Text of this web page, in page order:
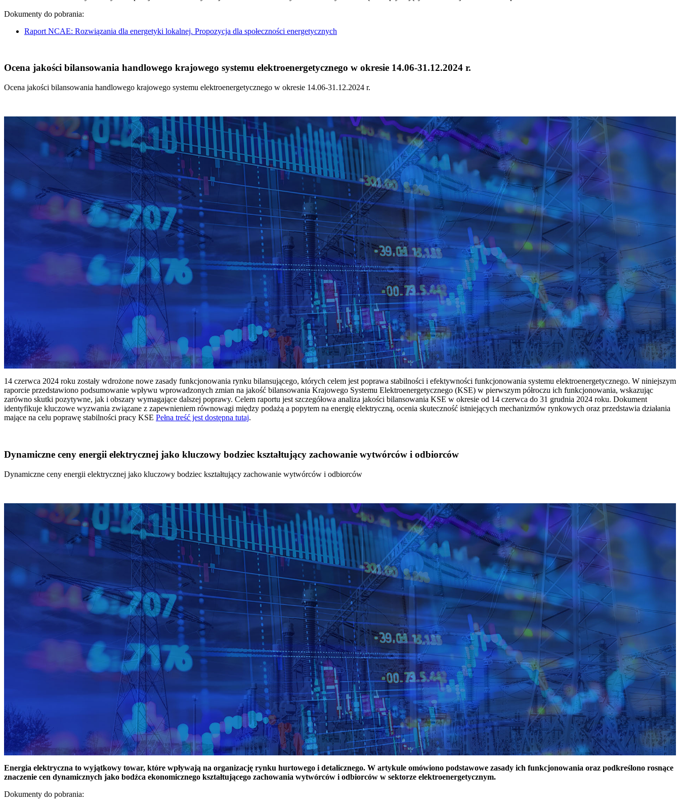
Dokumenty do pobrania:
Raport NCAE: Rozwiązania dla energetyki lokalnej. Propozycja dla społeczności energetycznych
Ocena jakości bilansowania handlowego krajowego systemu elektroenergetycznego w okresie 14.06-31.12.2024 r.
Ocena jakości bilansowania handlowego krajowego systemu elektroenergetycznego w okresie 14.06-31.12.2024 r.
14 czerwca 2024 roku zostały wdrożone nowe zasady funkcjonowania rynku bilansującego, których celem jest poprawa stabilności i efektywności funkcjonowania systemu elektroenergetycznego. W niniejszym
raporcie przedstawiono podsumowanie wpływu wprowadzonych zmian na jakość bilansowania Krajowego Systemu Elektroenergetycznego (KSE) w pierwszym półroczu ich funkcjonowania, wskazując
zarówno skutki pozytywne, jak i obszary wymagające dalszej poprawy. Celem raportu jest szczegółowa analiza jakości bilansowania KSE w okresie od 14 czerwca do 31 grudnia 2024 roku. Dokument
identyfikuje kluczowe wyzwania związane z zapewnieniem równowagi między podażą a popytem na energię elektryczną, ocenia skuteczność istniejących mechanizmów rynkowych oraz przedstawia działania
mające na celu poprawę stabilności pracy KSE Pełna treść jest dostępna tutaj.
Dynamiczne ceny energii elektrycznej jako kluczowy bodziec kształtujący zachowanie wytwórców i odbiorców
Dynamiczne ceny energii elektrycznej jako kluczowy bodziec kształtujący zachowanie wytwórców i odbiorców
Energia elektryczna to wyjątkowy towar, które wpływają na organizację rynku hurtowego i detalicznego. W artykule omówiono podstawowe zasady ich funkcjonowania oraz podkreślono rosnące
znaczenie cen dynamicznych jako bodźca ekonomicznego kształtującego zachowania wytwórców i odbiorców w sektorze elektroenergetycznym.
Dokumenty do pobrania: